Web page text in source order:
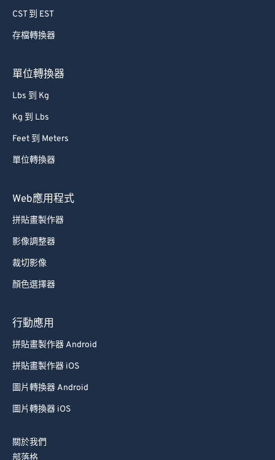
CST 到 EST
存檔轉換器
單位轉換器
Lbs 到 Kg
Kg 到 Lbs
Feet 到 Meters
單位轉換器
Web應用程式
拼貼畫製作器
影像調整器
裁切影像
顏色選擇器
行動應用
拼貼畫製作器 Android
拼貼畫製作器 iOS
圖片轉換器 Android
圖片轉換器 iOS
關於我們
部落格